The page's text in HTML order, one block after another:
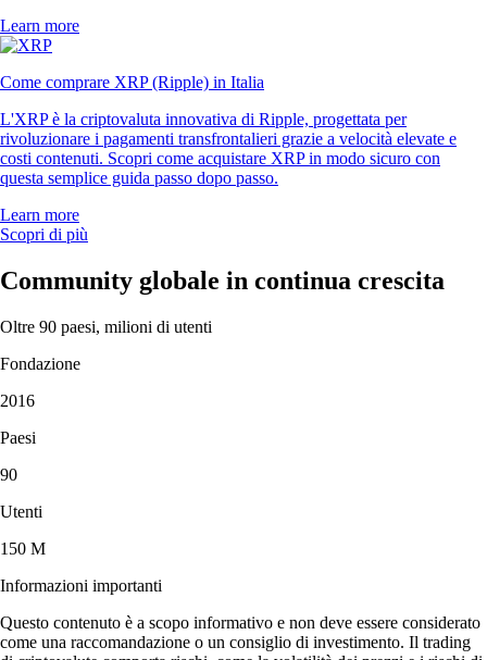
Learn more
Come comprare XRP (Ripple) in Italia
L'XRP è la criptovaluta innovativa di Ripple, progettata per
rivoluzionare i pagamenti transfrontalieri grazie a velocità elevate e
costi contenuti. Scopri come acquistare XRP in modo sicuro con
questa semplice guida passo dopo passo.
Learn more
Scopri di più
Community globale in continua crescita
Oltre 90 paesi, milioni di utenti
Fondazione
2016
Paesi
90
Utenti
150 M
Informazioni importanti
Questo contenuto è a scopo informativo e non deve essere considerato
come una raccomandazione o un consiglio di investimento. Il trading